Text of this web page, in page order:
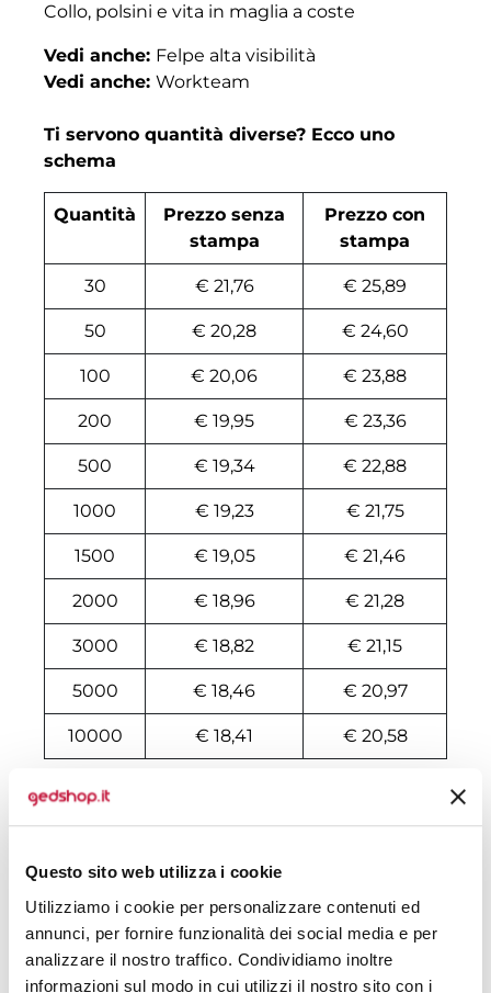
Questo sito web utilizza i cookie
Utilizziamo i cookie per personalizzare contenuti ed
annunci, per fornire funzionalità dei social media e per
analizzare il nostro traffico. Condividiamo inoltre
informazioni sul modo in cui utilizzi il nostro sito con i
Collo, polsini e vita in maglia a coste
Vedi anche: Felpe alta visibilità
Vedi anche: Workteam
Ti servono quantità diverse? Ecco uno
schema
Quantità
Prezzo senza
stampa
Prezzo con
stampa
30 € 21,76 € 25,89
50 € 20,28 € 24,60
100 € 20,06 € 23,88
200 € 19,95 € 23,36
500 € 19,34 € 22,88
1000 € 19,23 € 21,75
1500 € 19,05 € 21,46
2000 € 18,96 € 21,28
3000 € 18,82 € 21,15
5000 € 18,46 € 20,97
10000 € 18,41 € 20,58
Tecniche di stampa
Area di personalizzazione
Domande e risposte